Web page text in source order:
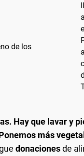
Retiro.
en casa.
productores de la zona
que nos
Zulma. Es mamá de
en casa.
y 150 personas tres
para las cocineras.
de los
Hay que lavar y
más
donacionesde